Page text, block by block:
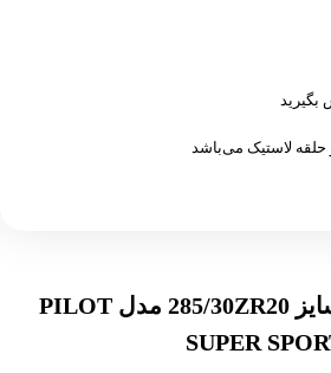
بگیرید
لاستیک می‌باشد
لاستیک میشلن سایز 285/30ZR20 مدل PILOT
SUPER